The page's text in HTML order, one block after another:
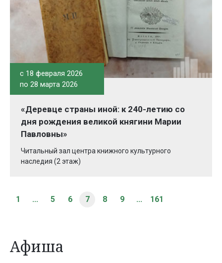
c 18 февраля 2026
по 28 марта 2026
«Деревце страны иной: к 240-летию со
дня рождения великой княгини Марии
Павловны»
Читальный зал центра книжного культурного
наследия (2 этаж)
1 ... 5 6 7 8 9 ... 161
Афиша